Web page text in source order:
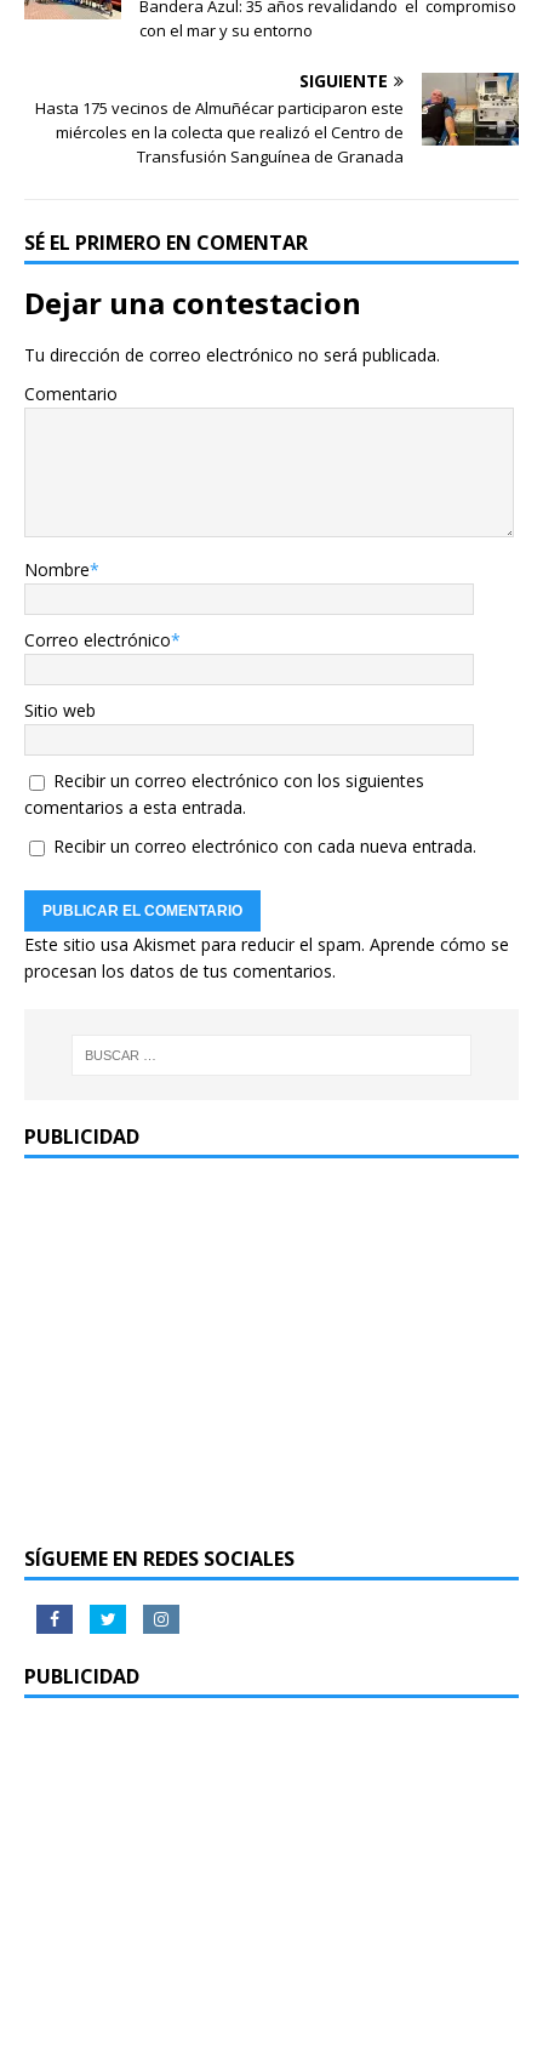
Bandera Azul: 35 años revalidando el compromiso
con el mar y su entorno
SIGUIENTE
Hasta 175 vecinos de Almuñécar participaron este
miércoles en la colecta que realizó el Centro de
Transfusión Sanguínea de Granada
SÉ EL PRIMERO EN COMENTAR
Dejar una contestacion
Tu dirección de correo electrónico no será publicada.
Comentario
Nombre*
Correo electrónico*
Sitio web
Recibir un correo electrónico con los siguientes
comentarios a esta entrada.
Recibir un correo electrónico con cada nueva entrada.
Este sitio usa Akismet para reducir el spam. Aprende cómo se
procesan los datos de tus comentarios.
PUBLICIDAD
SÍGUEME EN REDES SOCIALES
PUBLICIDAD